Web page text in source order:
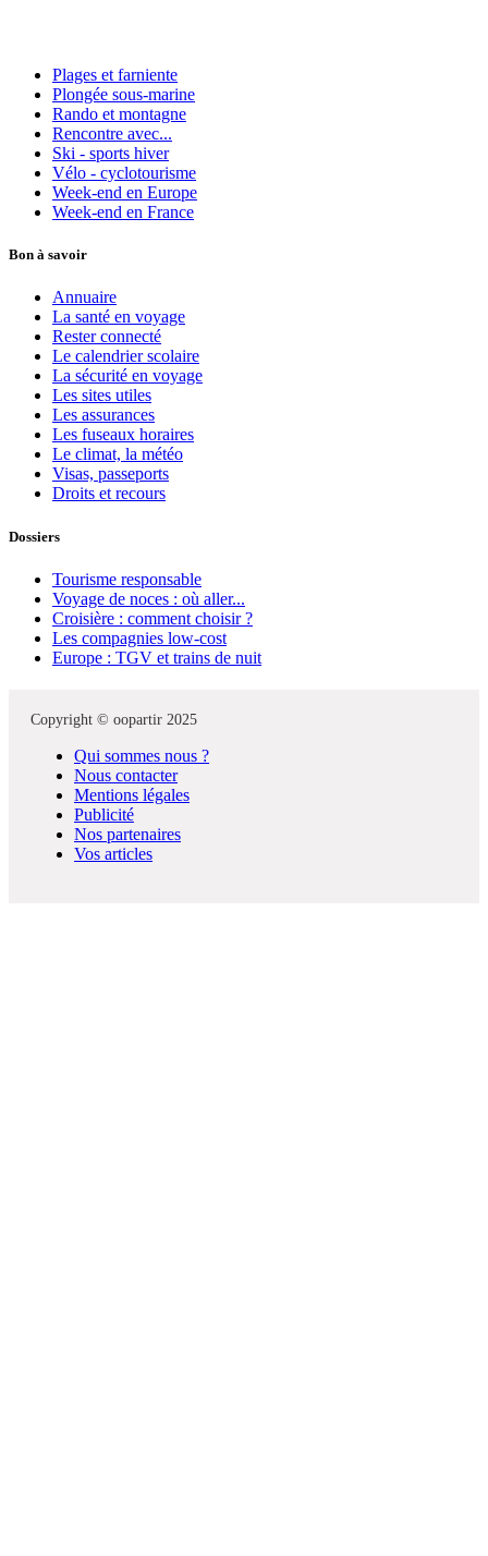
Plages et farniente
Plongée sous-marine
Rando et montagne
Rencontre avec...
Ski - sports hiver
Vélo - cyclotourisme
Week-end en Europe
Week-end en France
Bon à savoir
Annuaire
La santé en voyage
Rester connecté
Le calendrier scolaire
La sécurité en voyage
Les sites utiles
Les assurances
Les fuseaux horaires
Le climat, la météo
Visas, passeports
Droits et recours
Dossiers
Tourisme responsable
Voyage de noces : où aller...
Croisière : comment choisir ?
Les compagnies low-cost
Europe : TGV et trains de nuit
Copyright © oopartir 2025
Qui sommes nous ?
Nous contacter
Mentions légales
Publicité
Nos partenaires
Vos articles